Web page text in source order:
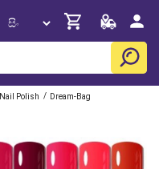
Nail Polish / Dream-Bag